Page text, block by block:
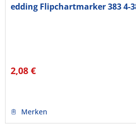
edding Flipchartmarker 383 4-
2,08 €
Merken